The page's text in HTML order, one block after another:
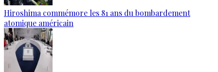
Hiroshima commémore les 81 ans du bombardement
atomique américain